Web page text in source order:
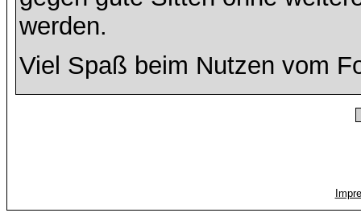
werden.
Viel Spaß beim Nutzen vom